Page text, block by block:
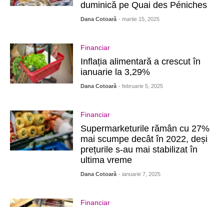
duminică pe Quai des Péniches
Dana Cotoară - martie 15, 2025
Financiar
Inflația alimentară a crescut în
ianuarie la 3,29%
Dana Cotoară - februarie 5, 2025
Financiar
Supermarketurile rămân cu 27%
mai scumpe decât în 2022, deși
prețurile s-au mai stabilizat în
ultima vreme
Dana Cotoară - ianuarie 7, 2025
Financiar